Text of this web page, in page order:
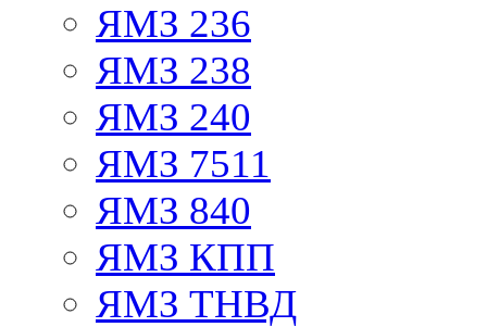
ЯМЗ 236
ЯМЗ 238
ЯМЗ 240
ЯМЗ 7511
ЯМЗ 840
ЯМЗ КПП
ЯМЗ ТНВД